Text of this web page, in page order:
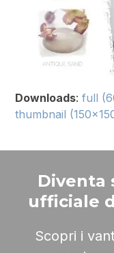
Downloads:full
thumbnail
Diventa
ufficiale
Scopri i